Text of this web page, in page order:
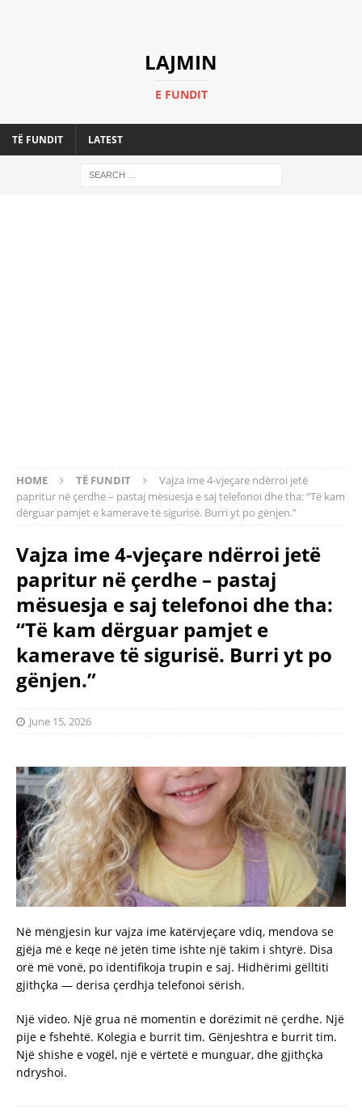
LAJMIN
E FUNDIT
TË FUNDIT LATEST
HOME TË FUNDIT
Vajza ime 4-vjeçare ndërroi jetë
papritur në çerdhe – pastaj mësuesja e saj telefonoi dhe tha: “Të kam
dërguar pamjet e kamerave të sigurisë. Burri yt po gënjen.”
Vajza ime 4-vjeçare ndërroi jetë
papritur në çerdhe – pastaj
mësuesja e saj telefonoi dhe tha:
“Të kam dërguar pamjet e
kamerave të sigurisë. Burri yt po
gënjen.”
June 15, 2026
Në mëngjesin kur vajza ime katërvjeçare vdiq, mendova se
gjëja më e keqe në jetën time ishte një takim i shtyrë. Disa
orë më vonë, po identifikoja trupin e saj. Hidhërimi gëlltiti
gjithçka — derisa çerdhja telefonoi sërish.
Një video. Një grua në momentin e dorëzimit në çerdhe. Një
pije e fshehtë. Kolegia e burrit tim. Gënjeshtra e burrit tim.
Një shishe e vogël, një e vërtetë e munguar, dhe gjithçka
ndryshoi.